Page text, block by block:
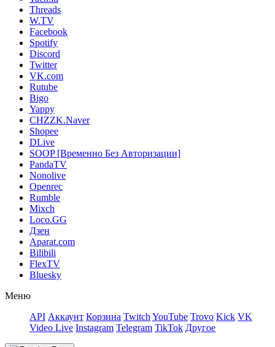
Threads
W.TV
Facebook
Spotify
Discord
Twitter
VK.com
Rutube
Bigo
Yappy
CHZZK.Naver
Shopee
DLive
SOOP [Временно Без Авторизации]
PandaTV
Nonolive
Openrec
Rumble
Mixch
Loco.GG
Дзен
Aparat.com
Bilibili
FlexTV
Bluesky
Меню
API Аккаунт Корзина Twitch YouTube Trovo Kick VK
Video Live Instagram Telegram TikTok Другое